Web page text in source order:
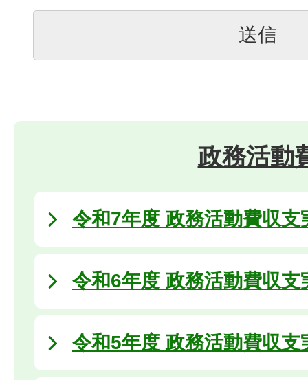
政務活動
令和7年度 政務活動費収支
令和6年度 政務活動費収支
令和5年度 政務活動費収支